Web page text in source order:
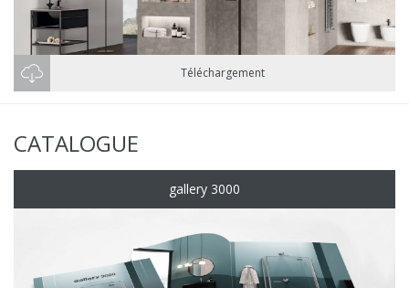
Téléchargement
CATALOGUE
gallery 3000